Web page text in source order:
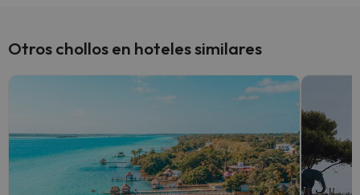
Otros chollos en hoteles similares